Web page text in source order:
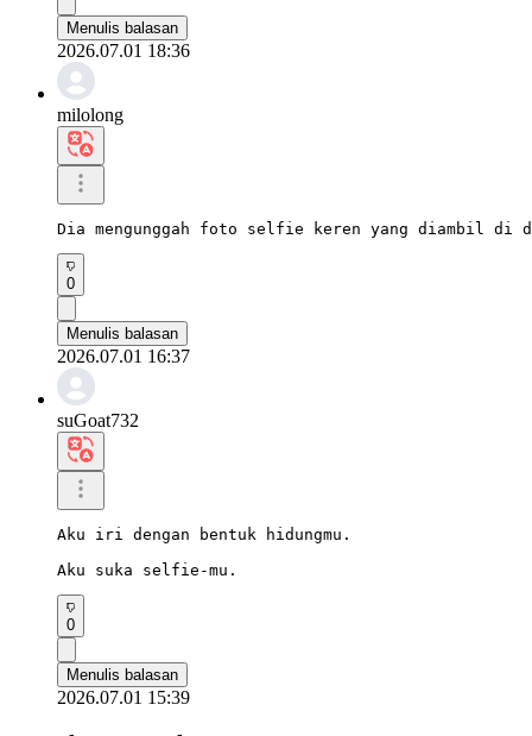
Menulis balasan
2026.07.01 18:36
milolong
Dia mengunggah foto selfie keren yang diambil di
0
Menulis balasan
2026.07.01 16:37
suGoat732
Aku iri dengan bentuk hidungmu.
Aku suka selfie-mu.
0
Menulis balasan
2026.07.01 15:39